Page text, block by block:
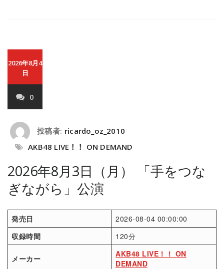
2026年8月4
日
0
投稿者: ricardo_oz_2010
AKB48 LIVE！！ ON DEMAND
2026年8月3日（月） 「手をつな
ぎながら」公演
発売日
2026-08-04 00:00:00
収録時間
120分
メーカー
AKB48 LIVE！！ ON
DEMAND